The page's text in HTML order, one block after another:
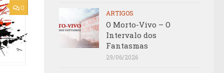
0
ARTIGOS
O Morto-Vivo – O
Intervalo dos
Fantasmas
29/06/2026